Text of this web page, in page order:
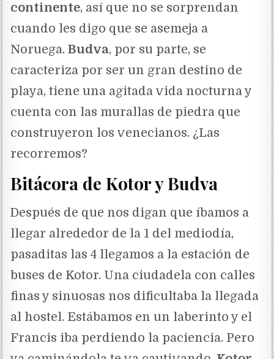
continente, así que no se sorprendan
cuando les digo que se asemeja a
Noruega.Budva, por su parte, se
caracteriza por ser un gran destino de
playa, tiene una agitada vida nocturna y
cuenta con las murallas de piedra que
construyeron los venecianos. ¿Las
recorremos?
Bitácora de Kotor y Budva
Después de que nos digan que íbamos a
llegar alrededor de la 1 del mediodía,
pasaditas las 4 llegamos a la estación de
buses de Kotor. Una ciudadela con calles
finas y sinuosas nos dificultaba la llegada
al hostel. Estábamos en un laberinto y el
Francis iba perdiendo la paciencia. Pero